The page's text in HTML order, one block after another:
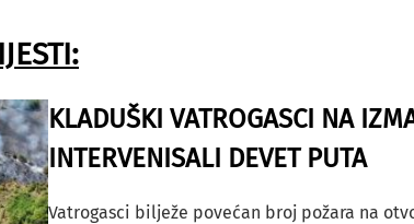
KLADUŠKI VATROGASCI NA
INTERVENISALI DEVET PUTA
Vatrogasci bilježe povećan broj požara na